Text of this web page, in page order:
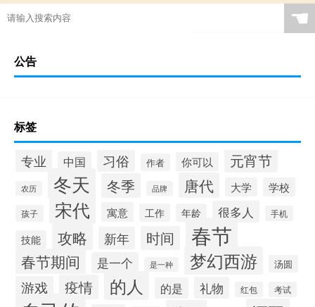
☚
公告
标签
专业 中国 习俗 作者 你可以 元宵节
农历 冬天 冬季 品牌 唐代 大学 学校
孩子 宋代 寓意 工作 年龄 很多人 手机
技能 攻略 新年 时间 春节
春节期间 是一个 是一种 梦幻西游 汤圆
游戏 疫情 的人 的是 礼物 红包 考试